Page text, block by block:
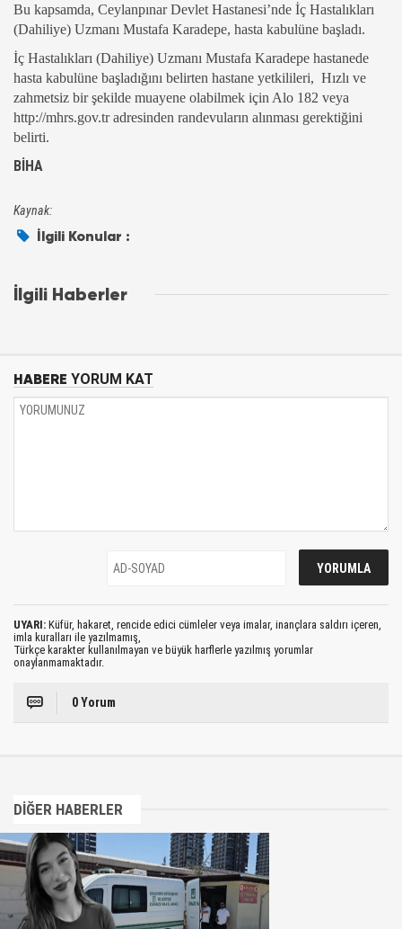
Bu kapsamda, Ceylanpınar Devlet Hastanesi’nde İç Hastalıkları
(Dahiliye) Uzmanı Mustafa Karadepe, hasta kabulüne başladı.
İç Hastalıkları (Dahiliye) Uzmanı Mustafa Karadepe hastanede
hasta kabulüne başladığını belirten hastane yetkilileri, Hızlı ve
zahmetsiz bir şekilde muayene olabilmek için Alo 182 veya
http://mhrs.gov.tr adresinden randevuların alınması gerektiğini
belirti.
BİHA
Kaynak:
İlgili Konular :
İlgili Haberler
HABERE YORUM KAT
UYARI: Küfür, hakaret, rencide edici cümleler veya imalar, inançlara saldırı içeren,
imla kuralları ile yazılmamış,
Türkçe karakter kullanılmayan ve büyük harflerle yazılmış yorumlar
onaylanmamaktadır.
0 Yorum
DİĞER HABERLER